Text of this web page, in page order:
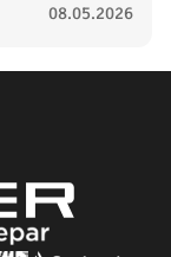
08.05.2026